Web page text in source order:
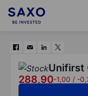
Unifirst
288,90-1,00 / -